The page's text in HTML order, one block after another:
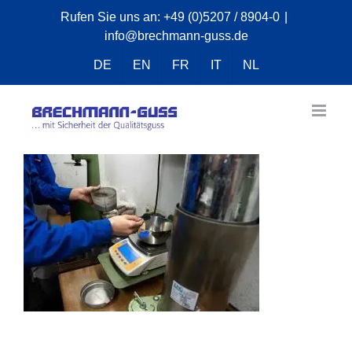
Rufen Sie uns an: +49 (0)5207 / 8904-0
info@brechmann-guss.de
DE EN FR IT NL